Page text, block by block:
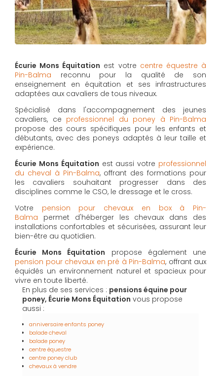
Écurie Mons Équitation est votre centre équestre à
Pin-Balma reconnu pour la qualité de son
enseignement en équitation et ses infrastructures
adaptées aux cavaliers de tous niveaux.
Spécialisé dans l'accompagnement des jeunes
cavaliers, ce professionnel du poney à Pin-Balma
propose des cours spécifiques pour les enfants et
débutants, avec des poneys adaptés à leur taille et
expérience.
Écurie Mons Équitation est aussi votre professionnel
du cheval à Pin-Balma, offrant des formations pour
les cavaliers souhaitant progresser dans des
disciplines comme le CSO, le dressage et le cross.
Votre pension pour chevaux en box à Pin-
Balma permet d'héberger les chevaux dans des
installations confortables et sécurisées, assurant leur
bien-être au quotidien.
Écurie Mons Équitation propose également une
pension pour chevaux en pré à Pin-Balma, offrant aux
équidés un environnement naturel et spacieux pour
vivre en toute liberté.
En plus de ses services : pensions équine pour
poney, Écurie Mons Équitation vous propose
aussi :
anniversaire enfants poney
balade cheval
balade poney
centre équestre
centre poney club
chevaux à vendre